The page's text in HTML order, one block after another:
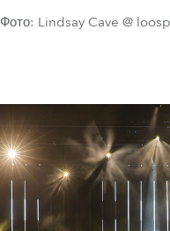
Фото: Lindsay Cave @